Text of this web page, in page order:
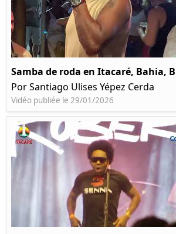
Samba de roda en Itacaré, Bahia,
Por Santiago Ulises Yépez Cerda
Vidéo publiée le 29/01/2026